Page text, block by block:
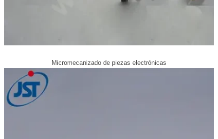
Micromecanizado de piezas electrónicas